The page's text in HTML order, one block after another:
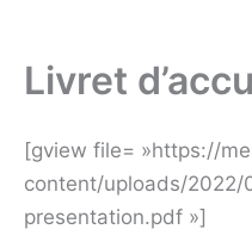
Livret
[gview file= »https://
content/uploads/
presentation.pdf »]